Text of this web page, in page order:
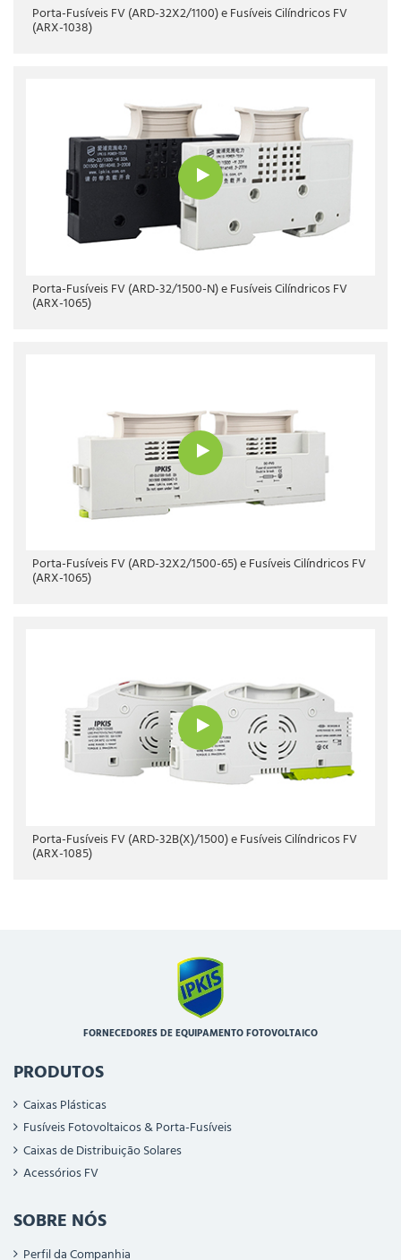
Porta-Fusíveis FV (ARD-32X2/1100) e Fusíveis Cilíndricos FV
(ARX-1038)
Porta-Fusíveis FV (ARD-32/1500-N) e Fusíveis Cilíndricos FV
(ARX-1065)
Porta-Fusíveis FV (ARD-32X2/1500-65) e Fusíveis Cilíndricos FV
(ARX-1065)
Porta-Fusíveis FV (ARD-32B(X)/1500) e Fusíveis Cilíndricos FV
(ARX-1085)
FORNECEDORES DE EQUIPAMENTO FOTOVOLTAICO
PRODUTOS
Caixas Plásticas
Fusíveis Fotovoltaicos & Porta-Fusíveis
Caixas de Distribuição Solares
Acessórios FV
SOBRE NÓS
Perfil da Companhia